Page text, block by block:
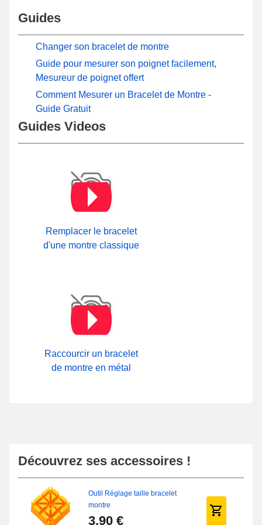
Guides
Changer son bracelet de montre
Guide pour mesurer son poignet facilement,
Mesureur de poignet offert
Comment Mesurer un Bracelet de Montre -
Guide Gratuit
Guides Videos
Remplacer le bracelet
d'une montre classique
Raccourcir un bracelet
de montre en métal
Découvrez ses accessoires !
Outil Réglage taille bracelet
montre
3,90 €